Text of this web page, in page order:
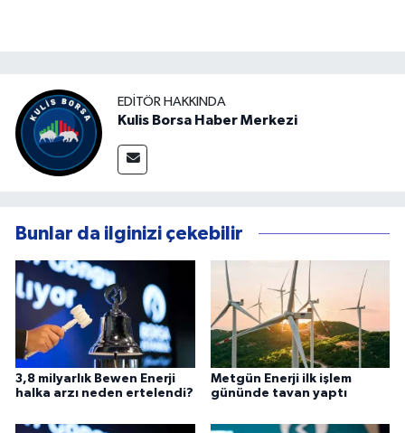
EDITÖR HAKKINDA
Kulis Borsa Haber Merkezi
Bunlar da ilginizi çekebilir
3,8 milyarlık Bewen Enerji
halka arzı neden ertelendi?
Metgün Enerji ilk işlem
gününde tavan yaptı